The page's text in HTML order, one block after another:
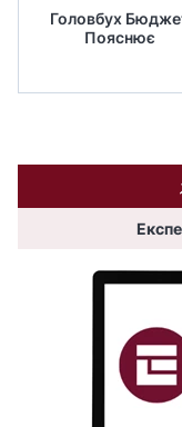
Головбух
Пояснює